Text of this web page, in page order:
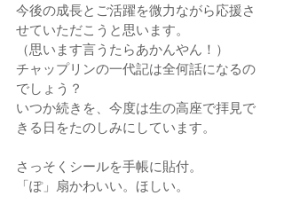
今後の成長とご活躍を微力ながら応援さ
せていただこうと思います。
（思います言うたらあかんやん！）
チャップリンの一代記は全何話になるの
でしょう？
いつか続きを、今度は生の高座で拝見で
きる日をたのしみにしています。
さっそくシールを手帳に貼付。
「ぽ」扇かわいい。ほしい。